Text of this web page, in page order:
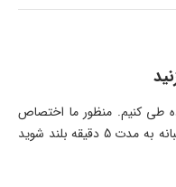
طی کنیم. منظور ما اختصاص
دادن مدت زمانی است که آگاهانه و داوطلبانه به مدت 5 دقیقه بلند شوید